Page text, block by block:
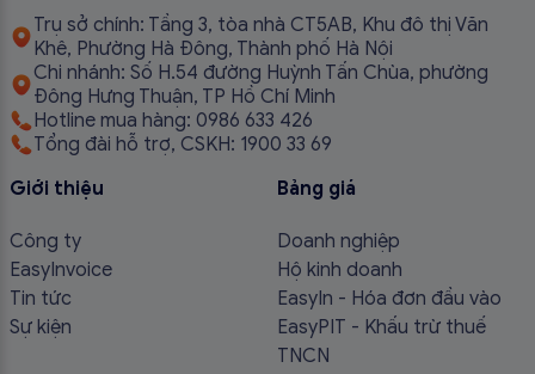
Trụ sở chính: Tầng 3, tòa nhà CT5AB, Khu đô thị Văn
Khê, Phường Hà Đông, Thành phố Hà Nội
Chi nhánh: Số H.54 đường Huỳnh Tấn Chùa, phường
Đông Hưng Thuận, TP Hồ Chí Minh
Hotline mua hàng: 0986 633 426
Tổng đài hỗ trợ, CSKH: 1900 33 69
Giới thiệu
Công ty
EasyInvoice
Tin tức
Sự kiện
Bảng giá
Doanh nghiệp
Hộ kinh doanh
EasyIn - Hóa đơn đầu vào
EasyPIT - Khấu trừ thuế
TNCN